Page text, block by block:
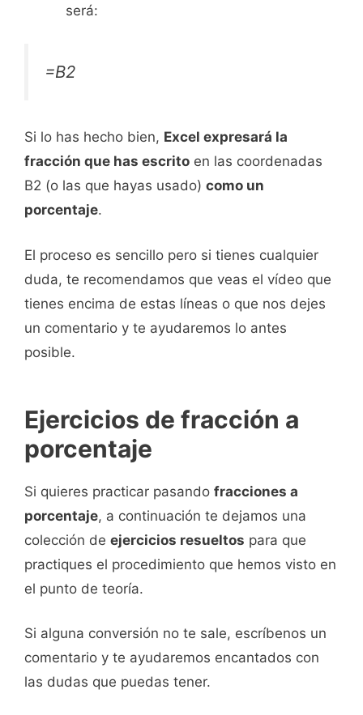
será:
=B2
Si lo has hecho bien, Excel expresará la
fracción que has escrito en las coordenadas
B2 (o las que hayas usado) como un
porcentaje.
El proceso es sencillo pero si tienes cualquier
duda, te recomendamos que veas el vídeo que
tienes encima de estas líneas o que nos dejes
un comentario y te ayudaremos lo antes
posible.
Ejercicios de fracción a
porcentaje
Si quieres practicar pasando fracciones a
porcentaje, a continuación te dejamos una
colección de ejercicios resueltos para que
practiques el procedimiento que hemos visto en
el punto de teoría.
Si alguna conversión no te sale, escríbenos un
comentario y te ayudaremos encantados con
las dudas que puedas tener.